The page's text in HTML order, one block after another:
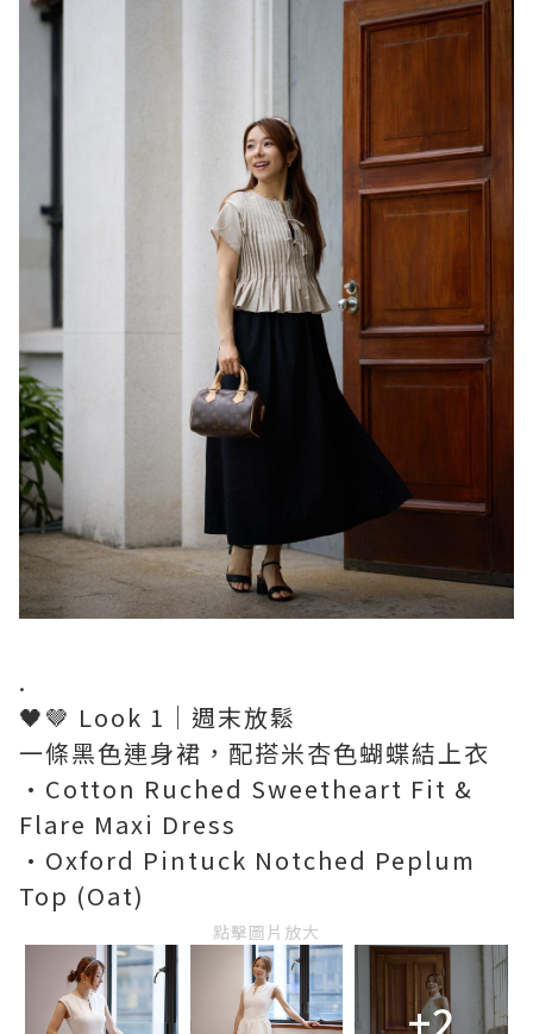
.
🖤🤎 Look 1｜週末放鬆
一條黑色連身裙，配搭米杏色蝴蝶結上衣
•Cotton Ruched Sweetheart Fit &
Flare Maxi Dress
•Oxford Pintuck Notched Peplum
Top (Oat)
點擊圖片放大
+2